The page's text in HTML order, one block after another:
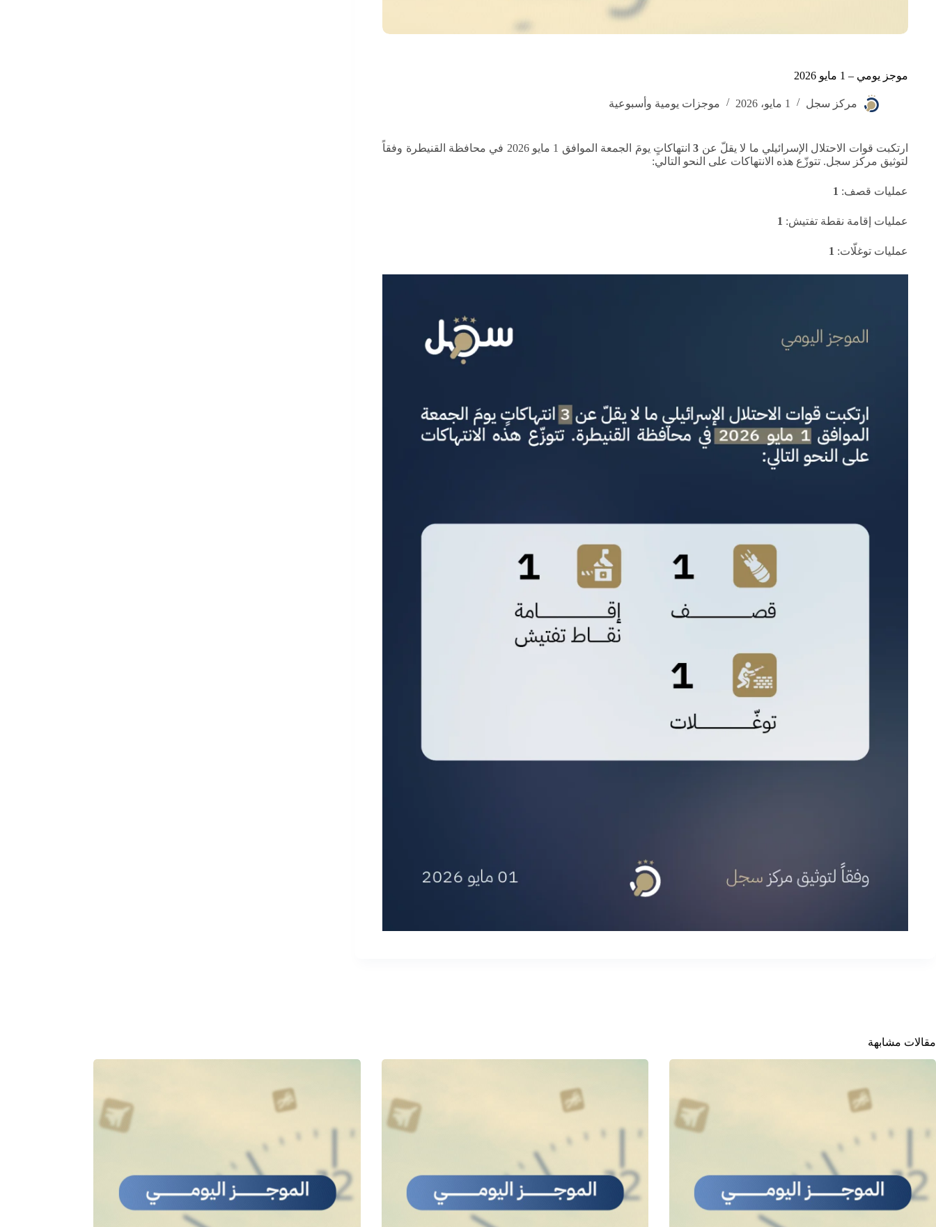
موجز يومي – 1 مايو 2026
مركز سجل 1 مايو، 2026 موجزات يومية وأسبوعية
ارتكبت قوات الاحتلال الإسرائيلي ما لا يقلّ عن 3
انتهاكاتٍ يومَ الجمعة الموافق 1 مايو 2026 في محافظة القنيطرة وفقاً
لتوثيق مركز سجل. تتوزّع هذه الانتهاكات على النحو التالي:
عمليات قصف: 1
عمليات إقامة نقطة تفتيش: 1
عمليات توغلّات: 1
مقالات مشابهة